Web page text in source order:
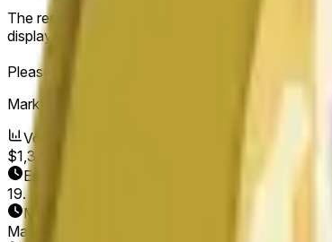
The resolution source for this market is
displayed at the top of the graph for the relevant
Please note that this market is about the price
Markt eröffnet:
Volumen
$1,378
Enddatum
19. Mai 2026
Markt eröffnet
May 16, 2026, 9:00 PM ET